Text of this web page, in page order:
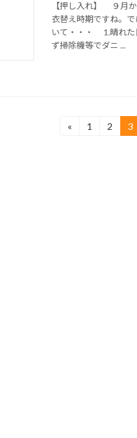
【押し入れ】 ９月
衣替え時期ですね。
いて・・・ 1.晴れた
ず掃除機等でダニ ...
«
固
1
固
2
固
3